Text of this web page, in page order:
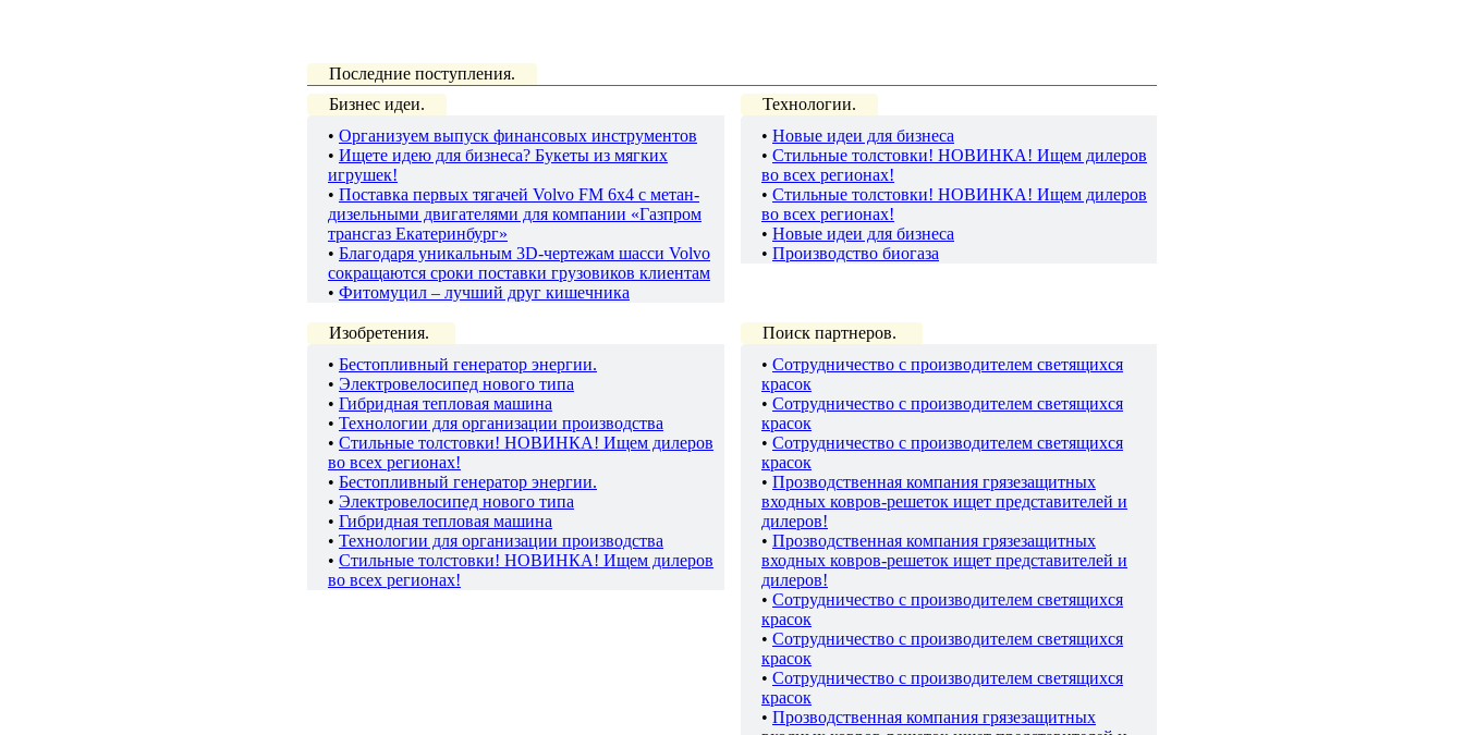
Последние поступления.
Бизнес идеи.
• Организуем выпуск финансовых инструментов
• Ищете идею для бизнеса? Букеты из мягких
игрушек!
• Поставка первых тягачей Volvo FM 6х4 с метан-
дизельными двигателями для компании «Газпром
трансгаз Екатеринбург»
• Благодаря уникальным 3D-чертежам шасси Volvo
сокращаются сроки поставки грузовиков клиентам
• Фитомуцил – лучший друг кишечника
Технологии.
• Новые идеи для бизнеса
• Стильные толстовки! НОВИНКА! Ищем дилеров
во всех регионах!
• Стильные толстовки! НОВИНКА! Ищем дилеров
во всех регионах!
• Новые идеи для бизнеса
• Производство биогаза
Изобретения.
• Бестопливный генератор энергии.
• Электровелосипед нового типа
• Гибридная тепловая машина
• Технологии для организации производства
• Стильные толстовки! НОВИНКА! Ищем дилеров
во всех регионах!
• Бестопливный генератор энергии.
• Электровелосипед нового типа
• Гибридная тепловая машина
• Технологии для организации производства
• Стильные толстовки! НОВИНКА! Ищем дилеров
во всех регионах!
Поиск партнеров.
• Сотрудничество с производителем светящихся
красок
• Сотрудничество с производителем светящихся
красок
• Сотрудничество с производителем светящихся
красок
• Прозводственная компания грязезащитных
входных ковров-решеток ищет представителей и
дилеров!
• Прозводственная компания грязезащитных
входных ковров-решеток ищет представителей и
дилеров!
• Сотрудничество с производителем светящихся
красок
• Сотрудничество с производителем светящихся
красок
• Сотрудничество с производителем светящихся
красок
• Прозводственная компания грязезащитных